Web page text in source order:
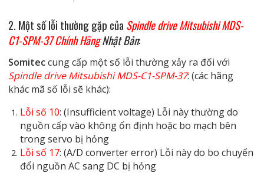
2. Một số lỗi thường gặp của Spindle drive Mitsubishi MDS-
C1-SPM-37 Chính HãngNhật Bản:
Somiteccung cấp một số lỗi thường xảy ra đối với
Spindle drive Mitsubishi MDS-C1-SPM-37: (các hãng
khác mã số lỗi sẽ khác):
Lỗi số 10: (Insufficient voltage) Lỗi này thường do
nguồn cấp vào không ổn định hoặc bo mạch bên
trong servo bị hỏng
Lỗi số 17: (A/D converter error) Lỗi này do bo chuyển
đổi nguồn AC sang DC bị hỏng